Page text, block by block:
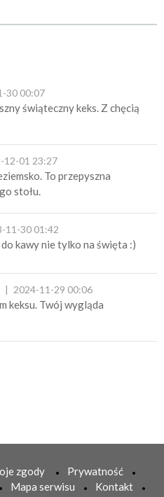
30 00:07
świąteczny keks. Z chęcią
12-01 23:27
To przepyszna
stołu.
11-30 01:42
do kawy nie tylko na święta :)
2024-11-29 00:06
keksu. Twój wygląda
zgody
Prywatność
Mapa serwisu
Kontakt